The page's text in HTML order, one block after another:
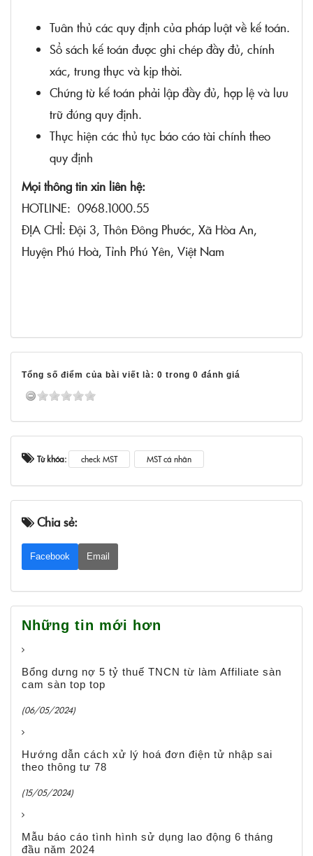
Tuân thủ các quy định của pháp luật về kế toán.
Sổ sách kế toán được ghi chép đầy đủ, chính
xác, trung thực và kịp thời.
Chứng từ kế toán phải lập đầy đủ, hợp lệ và lưu
trữ đúng quy định.
Thực hiện các thủ tục báo cáo tài chính theo
quy định
Mọi thông tin xin liên hệ:
HOTLINE: 0968.1000.55
ĐỊA CHỈ: Đội 3, Thôn Đông Phước, Xã Hòa An,
Huyện Phú Hoà, Tỉnh Phú Yên, Việt Nam
Tổng số điểm của bài viết là: 0 trong 0 đánh giá
Từ khóa: check MST MST cá nhân
Chia sẻ:
Facebook Email
Những tin mới hơn
Bổng dưng nợ 5 tỷ thuế TNCN từ làm Affiliate sàn
cam sàn top top
(06/05/2024)
Hướng dẫn cách xử lý hoá đơn điện tử nhập sai
theo thông tư 78
(15/05/2024)
Mẫu báo cáo tình hình sử dụng lao động 6 tháng
đầu năm 2024